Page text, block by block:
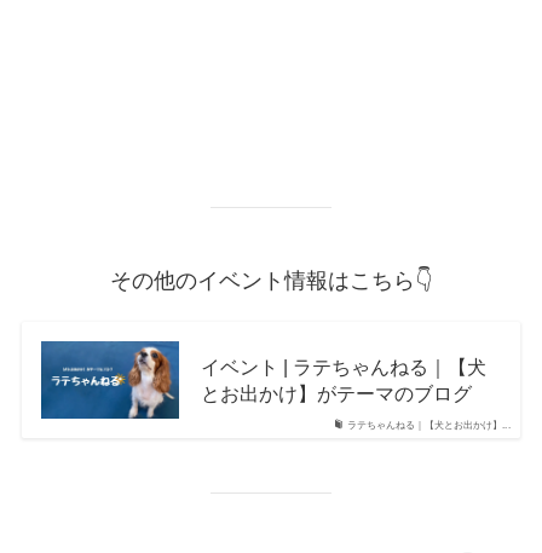
その他のイベント情報はこちら👇
ラテちゃんねる｜【犬とお出かけ】...
イベント | ラテちゃんねる｜【犬
とお出かけ】がテーマのブログ